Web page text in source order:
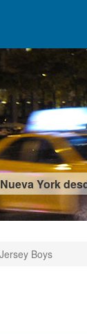
York
Jersey Boys